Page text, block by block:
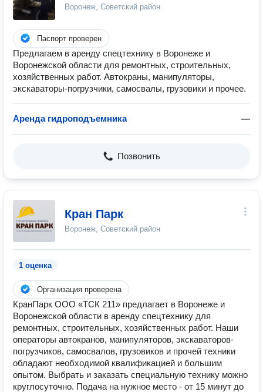
Воронеж, Советский район
Паспорт проверен
Предлагаем в аренду спецтехнику в Воронеже и
Воронежской области для ремонтных, строительных,
хозяйственных работ. Автокраны, манипуляторы,
экскаваторы-погрузчики, самосвалы, грузовики и прочее.
Аренда гидроподъемника —
Позвонить
Кран Парк
Воронеж, Советский район
1 оценка
Организация проверена
КранПарк ООО «ТСК 211» предлагает в Воронеже и
Воронежской области в аренду спецтехнику для
ремонтных, строительных, хозяйственных работ. Наши
операторы автокранов, манипуляторов, экскаваторов-
погрузчиков, самосвалов, грузовиков и прочей техники
обладают необходимой квалификацией и большим
опытом. Выбрать и заказать специальную технику можно
круглосуточно. Подача на нужное место - от 15 минут до